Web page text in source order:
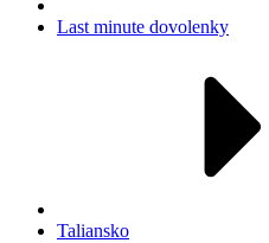
Last minute dovolenky
Taliansko